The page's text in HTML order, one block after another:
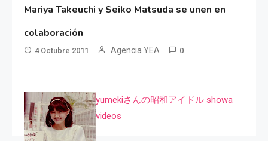
Mariya Takeuchi y Seiko Matsuda se unen en
colaboración
4 Octubre 2011 Agencia YEA 0
yumekiさんの昭和アイドル showa
videos